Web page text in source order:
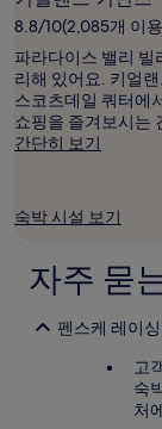
는
변
경
될
수
있
으
며,
약
이
적
될
8.8/10(2,085개 이
파라다이스 밸리
리해 있어요. 키얼
스코츠데일 쿼터에
쇼핑을 즐겨보시는
간단히 보기
숙박 시설 보기
자주 묻
펜스케 레이
고
숙
처